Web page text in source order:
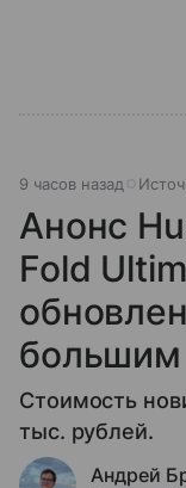
9 часов назад
Анонс
Fold
большим
Стоимость
тыс. рублей.
Андрей